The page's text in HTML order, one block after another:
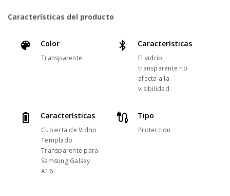
Características del producto
Color
Transparente
Características
El vidrio
transparente no
afecta a la
visibilidad
Características
Cubierta de Vidrio
Templado
Transparente para
Samsung Galaxy
A16
Tipo
Proteccion